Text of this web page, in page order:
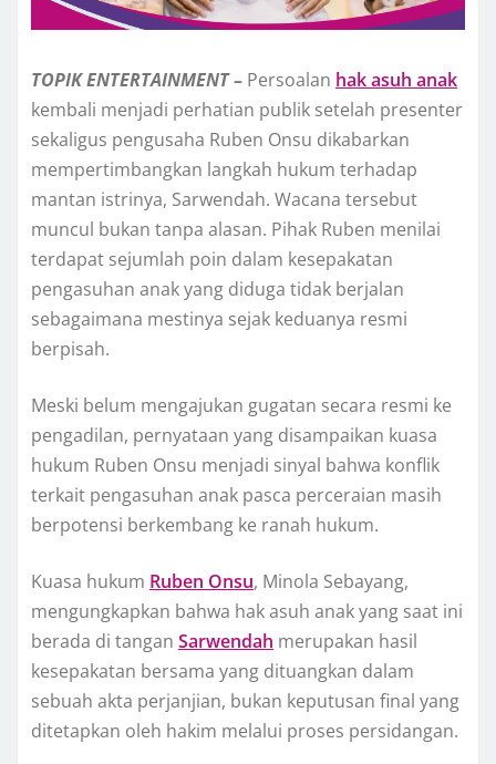
TOPIKENTERTAINMENT– Persoalan hak asuh anak
kembali menjadi perhatian publik setelah presenter
sekaligus pengusaha Ruben Onsu dikabarkan
mempertimbangkan langkah hukum terhadap
mantan istrinya, Sarwendah. Wacana tersebut
muncul bukan tanpa alasan. Pihak Ruben menilai
terdapat sejumlah poin dalam kesepakatan
pengasuhan anak yang diduga tidak berjalan
sebagaimana mestinya sejak keduanya resmi
berpisah.
Meski belum mengajukan gugatan secara resmi ke
pengadilan, pernyataan yang disampaikan kuasa
hukum Ruben Onsu menjadi sinyal bahwa konflik
terkait pengasuhan anak pasca perceraian masih
berpotensi berkembang ke ranah hukum.
Kuasa hukum Ruben Onsu, Minola Sebayang,
mengungkapkan bahwa hak asuh anak yang saat ini
berada di tangan Sarwendah merupakan hasil
kesepakatan bersama yang dituangkan dalam
sebuah akta perjanjian, bukan keputusan final yang
ditetapkan oleh hakim melalui proses persidangan.